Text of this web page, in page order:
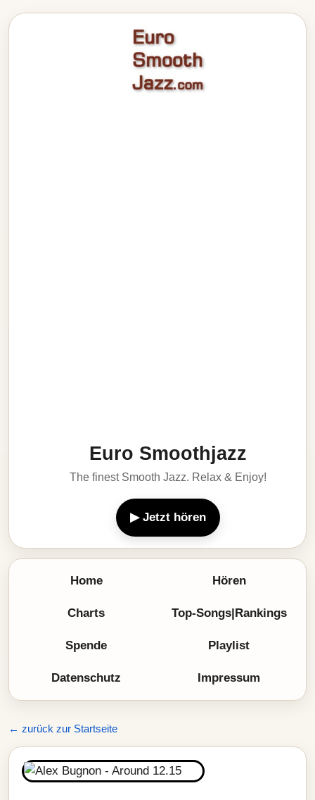
Euro Smoothjazz
The finest Smooth Jazz. Relax & Enjoy!
▶ Jetzt hören
Home Hören
Charts Top-Songs|Rankings
Spende Playlist
Datenschutz Impressum
← zurück zur Startseite